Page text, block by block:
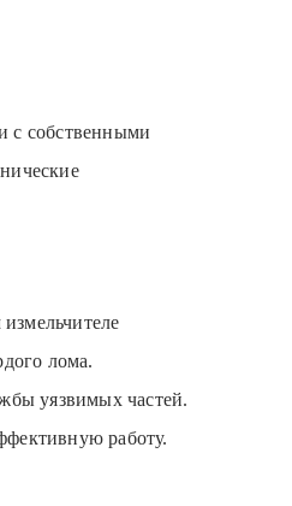
с собственными
лома.
уязвимых частей.
работу.